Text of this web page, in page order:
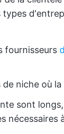
fournisseurs
niche où
sont
nécessaires